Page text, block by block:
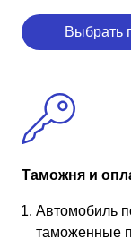
Выбрать
Таможня и
Автомобиль
таможенные